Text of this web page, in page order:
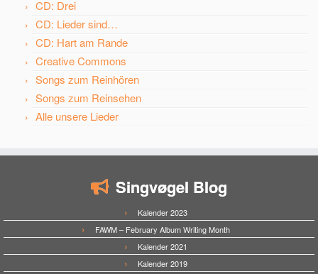
CD: Drei
CD: Lieder sind…
CD: Hart am Rande
Creative Commons
Songs zum Reinhören
Songs zum Reinsehen
Alle unsere Lieder
Singvøgel Blog
Kalender 2023
FAWM – February Album Writing Month
Kalender 2021
Kalender 2019